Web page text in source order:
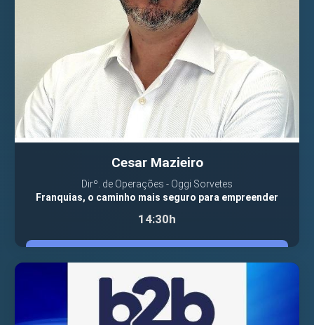
Cesar Mazieiro
Dirº. de Operações - Oggi Sorvetes
Franquias, o caminho mais seguro para empreender
14:30h